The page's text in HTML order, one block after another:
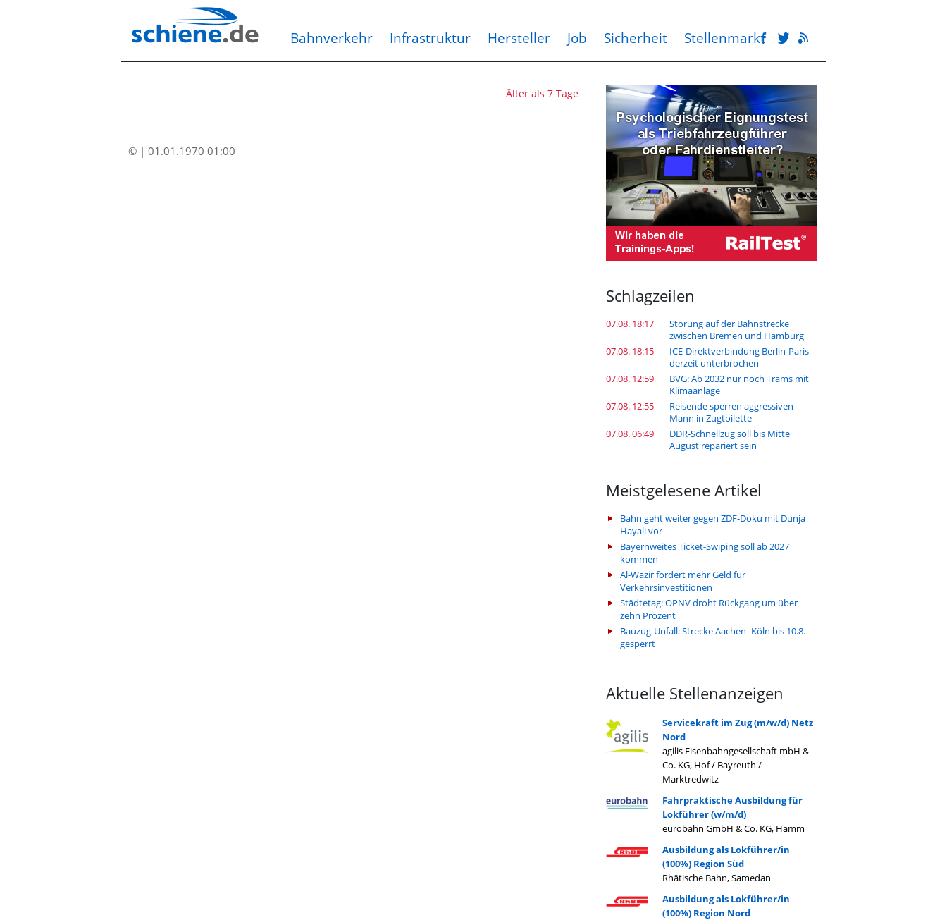
Bahnverkehr Infrastruktur Hersteller Job Sicherheit Stellenmarkt
Älter als 7 Tage
© | 01.01.1970 01:00
Schlagzeilen
07.08. 18:17
Störung auf der Bahnstrecke
zwischen Bremen und Hamburg
07.08. 18:15
ICE-Direktverbindung Berlin-Paris
derzeit unterbrochen
07.08. 12:59
BVG: Ab 2032 nur noch Trams mit
Klimaanlage
07.08. 12:55
Reisende sperren aggressiven
Mann in Zugtoilette
07.08. 06:49
DDR-Schnellzug soll bis Mitte
August repariert sein
Meistgelesene Artikel
Bahn geht weiter gegen ZDF-Doku mit Dunja
Hayali vor
Bayernweites Ticket-Swiping soll ab 2027
kommen
Al-Wazir fordert mehr Geld für
Verkehrsinvestitionen
Städtetag: ÖPNV droht Rückgang um über
zehn Prozent
Bauzug-Unfall: Strecke Aachen–Köln bis 10.8.
gesperrt
Aktuelle Stellenanzeigen
Servicekraft im Zug (m/w/d) Netz
Nord
agilis Eisenbahngesellschaft mbH &
Co. KG, Hof / Bayreuth /
Marktredwitz
Fahrpraktische Ausbildung für
Lokführer (w/m/d)
eurobahn GmbH & Co. KG, Hamm
Ausbildung als Lokführer/in
(100%) Region Süd
Rhätische Bahn, Samedan
Ausbildung als Lokführer/in
(100%) Region Nord